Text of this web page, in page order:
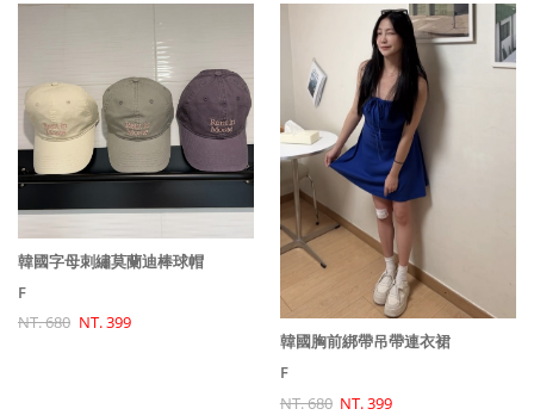
韓國字母刺繡莫蘭迪棒球帽
F
NT. 680 NT. 399
韓國胸前綁帶吊帶連衣裙
F
NT. 680 NT. 399